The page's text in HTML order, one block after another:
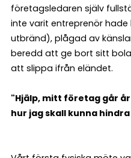
företagsledaren själv
inte varit entreprenör
utbränd), plågad av
beredd att ge bort sitt
att slippa ifrån eländet.
"Hjälp, mitt företag går
hur jag skall kunna